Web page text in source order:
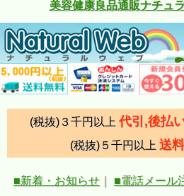
美容健康良品通販ナチュ
(税抜)３千円以上 代引,後払
(税抜)５千円以上 送
■新着・お知らせ
■電話メール